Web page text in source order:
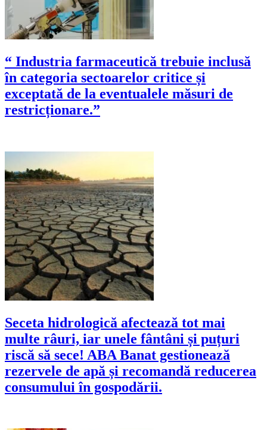
“ Industria farmaceutică trebuie inclusă
în categoria sectoarelor critice și
exceptată de la eventualele măsuri de
restricționare.”
Seceta hidrologică afectează tot mai
multe râuri, iar unele fântâni și puțuri
riscă să sece! ABA Banat gestionează
rezervele de apă și recomandă reducerea
consumului în gospodării.